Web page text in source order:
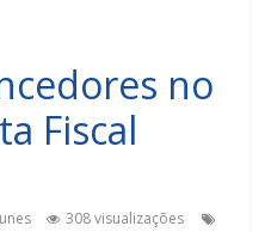
no
Fiscal
308 visualizações